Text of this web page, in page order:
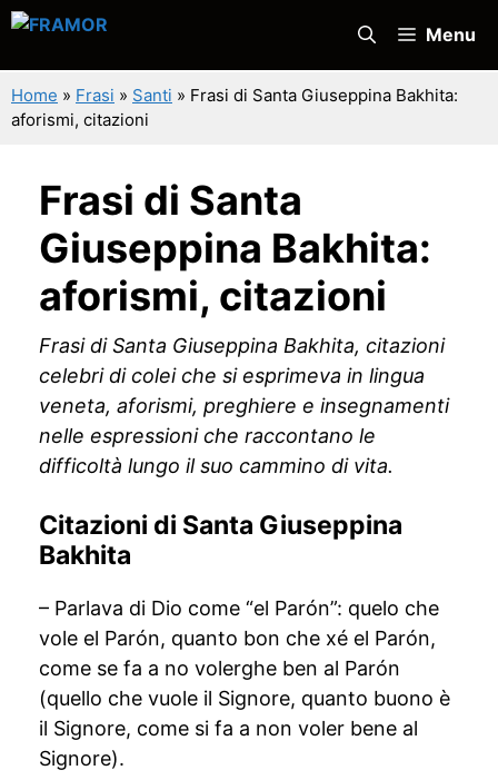
Vai
contenuto
Menu
Home » Frasi » Santi » Frasi di Santa Giuseppina Bakhita:
aforismi, citazioni
Frasi di Santa
Giuseppina Bakhita:
aforismi, citazioni
Frasi di Santa Giuseppina Bakhita, citazioni
celebri di colei che si esprimeva in lingua
veneta, aforismi, preghiere e insegnamenti
nelle espressioni che raccontano le
difficoltà lungo il suo cammino di vita.
Citazioni di Santa Giuseppina
Bakhita
– Parlava di Dio come “el Parón”: quelo che
vole el Parón, quanto bon che xé el Parón,
come se fa a no volerghe ben al Parón
(quello che vuole il Signore, quanto buono è
il Signore, come si fa a non voler bene al
Signore).